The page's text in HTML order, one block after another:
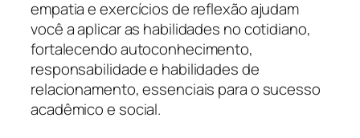
empatia e exercícios de reflexão ajudam
você a aplicar as habilidades no cotidiano,
fortalecendo autoconhecimento,
responsabilidade e habilidades de
relacionamento, essenciais para o sucesso
acadêmico e social.